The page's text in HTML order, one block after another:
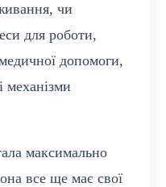
чи
для роботи,
допомоги,
механізми
максимально
все ще має свої